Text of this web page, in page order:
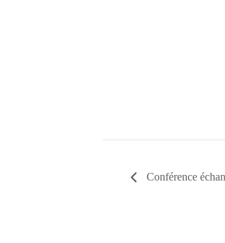
Conférence